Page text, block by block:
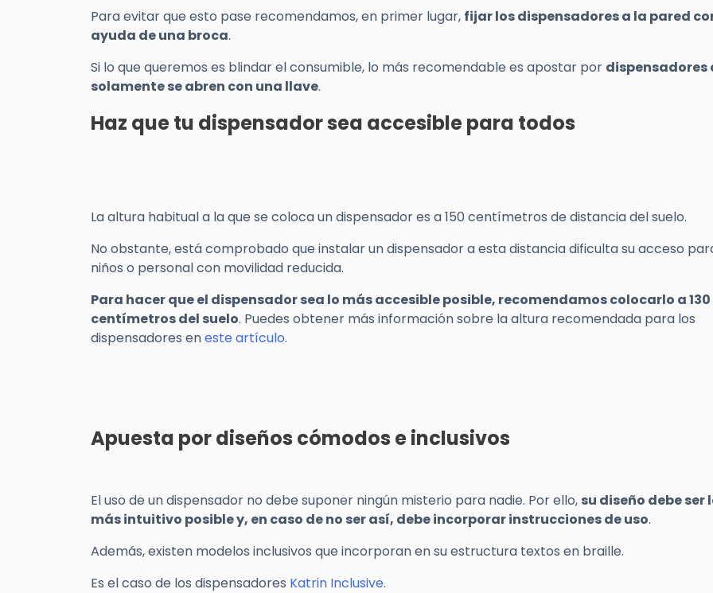
Para evitar que esto pase recomendamos, en primer lugar, fijar los dispensadores a la pared
ayuda de una broca.
Si lo que queremos es blindar el consumible, lo más recomendable es apostar por dispensadores
solamente se abren con una llave.
Haz que tu dispensador sea accesible para todos
La altura habitual a la que se coloca un dispensador es a 150 centímetros de distancia del suelo.
No obstante, está comprobado que instalar un dispensador a esta distancia dificulta su acceso
niños o personal con movilidad reducida.
Para hacer que el dispensador sea lo más accesible posible, recomendamos colocarlo a 130
centímetros del suelo. Puedes obtener más información sobre la altura recomendada para los
dispensadores eneste artículo.
Apuesta por diseños cómodos e inclusivos
El uso de un dispensador no debe suponer ningún misterio para nadie. Por ello, su diseño debe ser
más intuitivo posible y, en caso de no ser así, debe incorporar instrucciones de uso.
Además, existen modelos inclusivos que incorporan en su estructura textos en braille.
Es el caso de los dispensadores Katrin Inclusive.